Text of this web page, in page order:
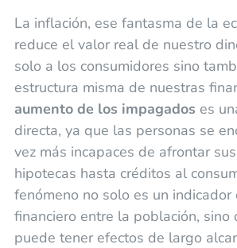
La inflación, ese fantasma de la
reduce el valor real de nuestro
solo a los consumidores sino
estructura misma de nuestras
aumento de los impagados es
directa, ya que las personas se
vez más incapaces de afrontar
hipotecas hasta créditos al
fenómeno no solo es un indicador
financiero entre la población, sino
puede tener efectos de largo